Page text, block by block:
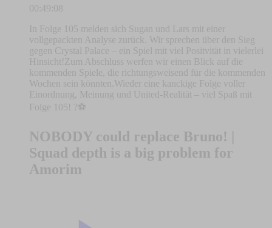
00:49:08
In Folge 105 melden sich Sugan und Lars mit einer
vollgepackten Analyse zurück. Wir sprechen über den Sieg
gegen Crystal Palace – ein Spiel mit viel Positvität in vielerlei
Hinsicht!Zum Abschluss werfen wir einen Blick auf die
kommenden Spiele, die richtungsweisend für die kommenden
Wochen sein könnten.Wieder eine kanckige Folge voller
Einordnung, Meinung und United-Realität – viel Spaß mit
Folge 105! ?⚽
NOBODY could replace Bruno! |
Squad depth is a big problem for
Amorim